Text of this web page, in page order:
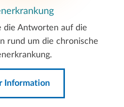
die Antworten auf die
rund um die chronische
Information